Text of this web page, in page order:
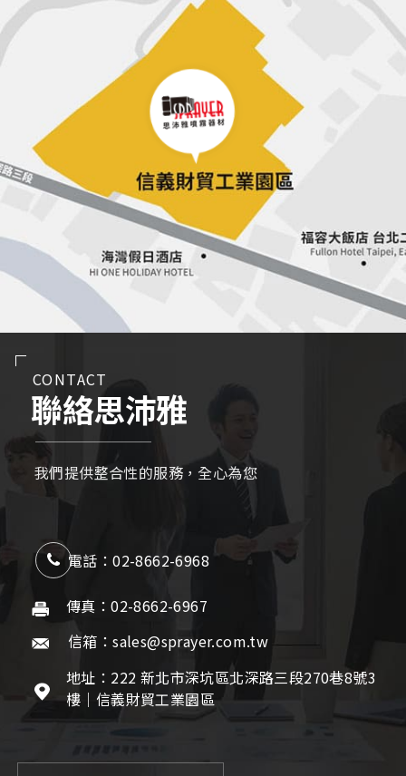
CONTACT
聯絡思沛雅
我們提供整合性的服務，全心為您
電話：02-8662-6968
傳真：02-8662-6967
信箱：sales@sprayer.com.tw
地址：222 新北市深坑區北深路三段270巷8號3
樓｜信義財貿工業園區